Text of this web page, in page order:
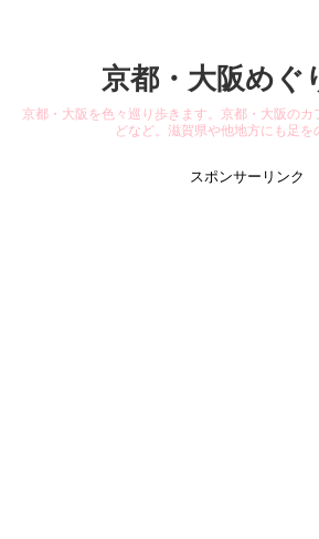
京都・大阪めぐ
京都・大阪を色々巡り歩きます。京都・大阪の
どなど。滋賀県や他地方にも足を
スポンサーリンク